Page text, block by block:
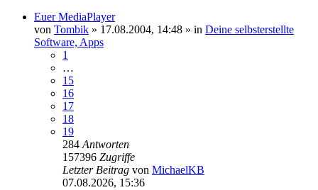
Euer MediaPlayer
von Tombik » 17.08.2004, 14:48 » in Deine selbsterstellte
Software, Apps
1
…
15
16
17
18
19
284Antworten
157396 Zugriffe
Letzter Beitrag von MichaelKB
07.08.2026, 15:36